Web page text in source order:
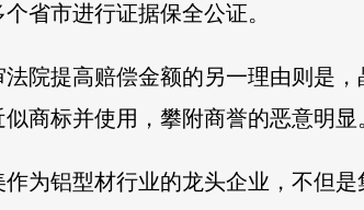
省市进行证据保全公证。
法院提高赔偿金额的另一理由则是
商标并使用，攀附商誉的恶意明显
作为铝型材行业的龙头企业，不但